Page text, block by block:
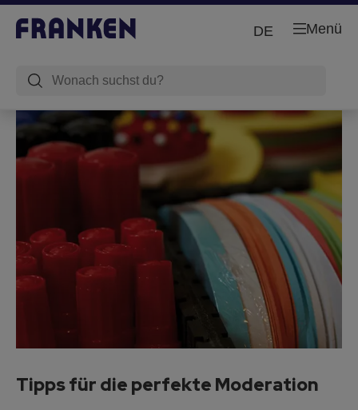
Menü
DE
Tipps für die perfekte Moderation